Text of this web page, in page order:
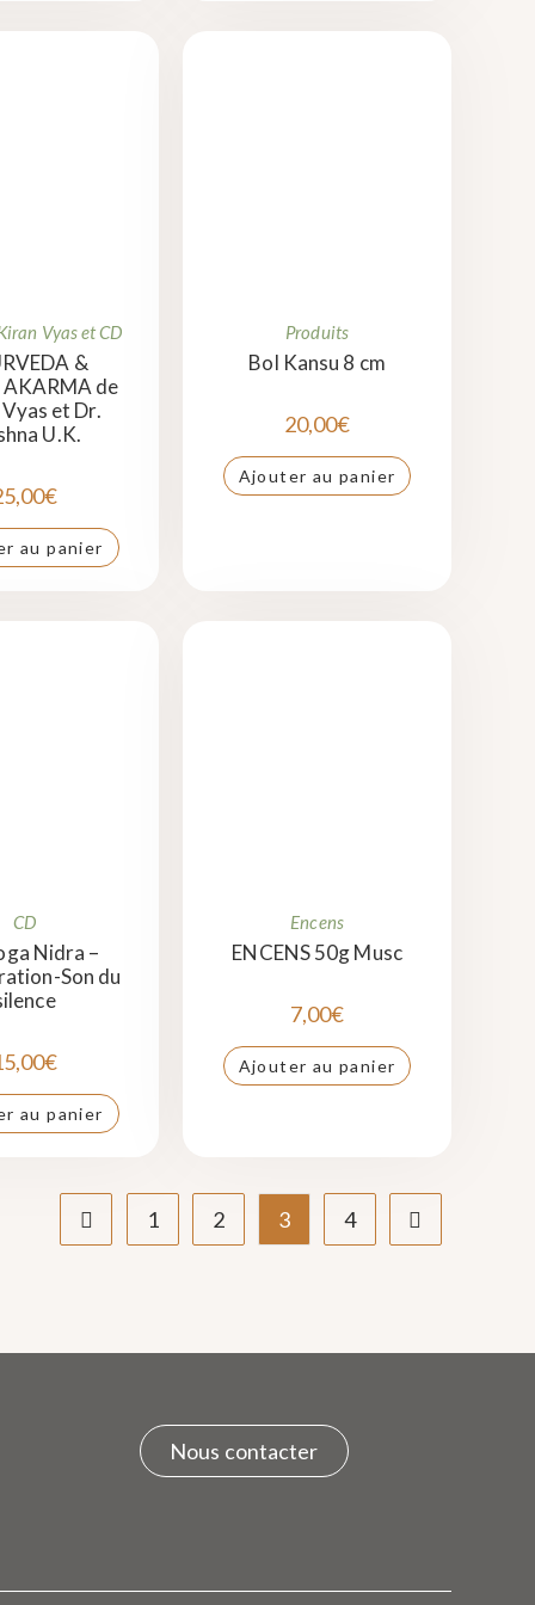
Vyas et CD
&
de
et Dr.
U.K.
€
au panier
Produits
Bol Kansu 8 cm
20,00€
Ajouter au panier
CD
Nidra –
Son du
€
au panier
Encens
ENCENS 50g Musc
7,00€
Ajouter au panier
1 2 3 4
Nous contacter